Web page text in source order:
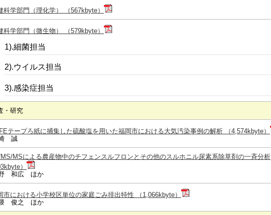
科学部門（理化学） （567kbyte）
科学部門（微生物） （579kbyte）
1).細菌担当
2).ウイルス担当
3).感染症担当
・研究
テープろ紙に捕集した硫酸塩を用いた福岡市における大気汚染事例の解析 （4,574kbyte）
誠
MSによる農産物中のチフェンスルフロンとその他のスルホニル尿素系除草剤の一斉分析
）
和広 ほか
市における小学校区単位の家庭ごみ排出特性 （1,066kbyte）
俊之 ほか